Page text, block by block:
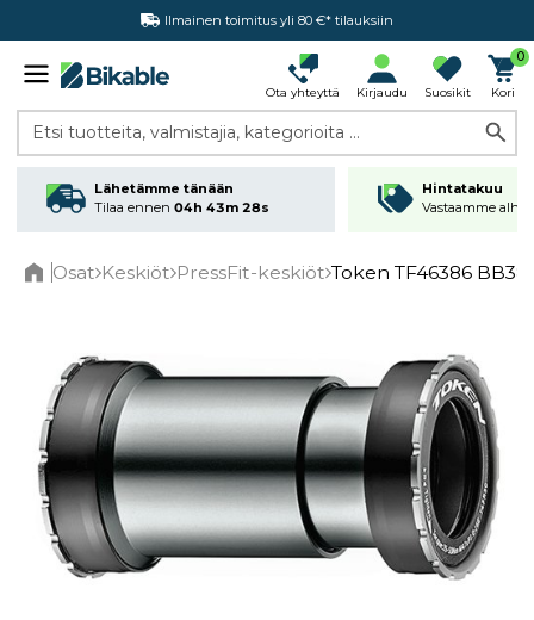
Ilmainen toimitus yli 80 €* tilauksiin
Ota yhteyttä Kirjaudu Suosikit
0
Kori
Etsi tuotteita, valmistajia, kategorioita ...
Lähetämme tänään
Tilaa ennen 04h 43m 28s
Hintatakuu
Vastaamme
Osat Keskiöt PressFit-keskiöt Token TF46386